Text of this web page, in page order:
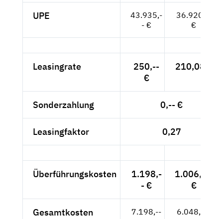
UPE
43.935,-
- €
36.920,--
€
Leasingrate
250,--
€
210,08 €
Sonderzahlung 0,-- €
Leasingfaktor 0,27
Überführungskosten
1.198,-
- €
1.006,72
€
Gesamtkosten
7.198,--
6.048,74